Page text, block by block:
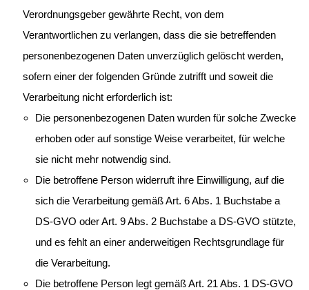
Verordnungsgeber gewährte Recht, von dem
Verantwortlichen zu verlangen, dass die sie betreffenden
personenbezogenen Daten unverzüglich gelöscht werden,
sofern einer der folgenden Gründe zutrifft und soweit die
Verarbeitung nicht erforderlich ist:
Die personenbezogenen Daten wurden für solche Zwecke
erhoben oder auf sonstige Weise verarbeitet, für welche
sie nicht mehr notwendig sind.
Die betroffene Person widerruft ihre Einwilligung, auf die
sich die Verarbeitung gemäß Art. 6 Abs. 1 Buchstabe a
DS-GVO oder Art. 9 Abs. 2 Buchstabe a DS-GVO stützte,
und es fehlt an einer anderweitigen Rechtsgrundlage für
die Verarbeitung.
Die betroffene Person legt gemäß Art. 21 Abs. 1 DS-GVO